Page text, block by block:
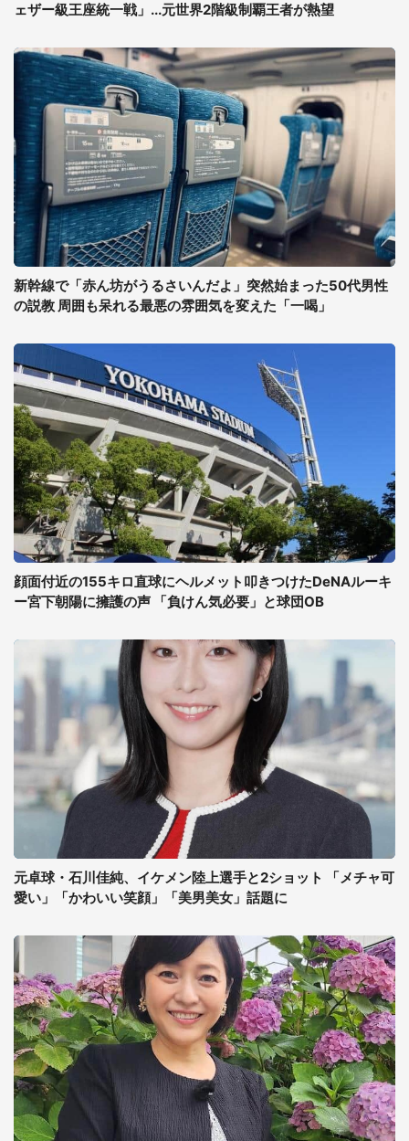
ェザー級王座統一戦」...元世界2階級制覇王者が熱望
新幹線で「赤ん坊がうるさいんだよ」突然始まった50代男性
の説教 周囲も呆れる最悪の雰囲気を変えた「一喝」
顔面付近の155キロ直球にヘルメット叩きつけたDeNAルーキ
ー宮下朝陽に擁護の声 「負けん気必要」と球団OB
元卓球・石川佳純、イケメン陸上選手と2ショット 「メチャ可
愛い」「かわいい笑顔」「美男美女」話題に